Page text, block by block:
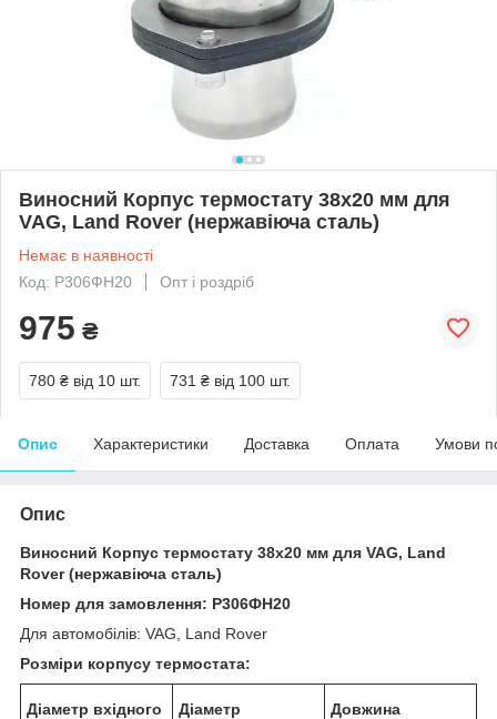
Виносний Корпус термостату 38х20 мм для
VAG, Land Rover (нержавіюча сталь)
Немає в наявності
Код: Р306ФН20
Опт і роздріб
975 ₴
780 ₴ від 10 шт. 731 ₴ від 100 шт.
Опис Характеристики Доставка Оплата Умови
Опис
Виносний Корпус термостату 38х20 мм для VAG, Land
Rover (нержавіюча сталь)
Номер для замовлення: Р306ФН20
Для автомобілів: VAG, Land Rover
Розміри корпусу термостата:
Діаметр вхідного
Діаметр
Довжина